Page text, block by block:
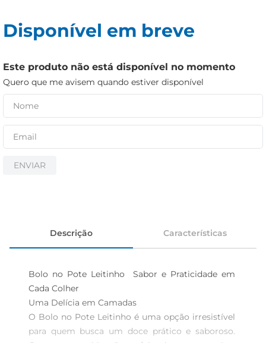
Disponível em breve
Este produto não está disponível no momento
Quero que me avisem quando estiver disponível
ENVIAR
Descrição Características
Bolo no Pote Leitinho  Sabor e Praticidade em
Cada Colher
Uma Delícia em Camadas
O Bolo no Pote Leitinho é uma opção irresistível
para quem busca um doce prático e saboroso.
biscoito
papel higiênico
cerveja